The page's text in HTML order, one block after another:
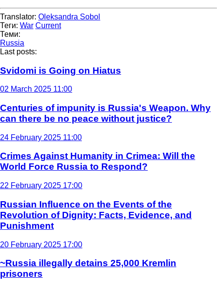
Translator: Oleksandra Sobol
Теги: War Current
Теми:
Russia
Last posts:
Svidomi is Going on Hiatus
02 March 2025 11:00
Centuries of impunity is Russia's Weapon. Why
can there be no peace without justice?
24 February 2025 11:00
Crimes Against Humanity in Crimea: Will the
World Force Russia to Respond?
22 February 2025 17:00
Russian Influence on the Events of the
Revolution of Dignity: Facts, Evidence, and
Punishment
20 February 2025 17:00
~Russia illegally detains 25,000 Kremlin
prisoners